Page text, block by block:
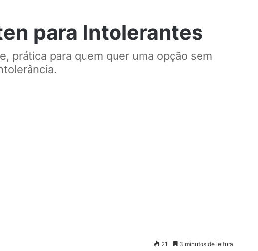
para Intolerantes
prática para quem quer uma opção sem
21 3 minutos de leitura